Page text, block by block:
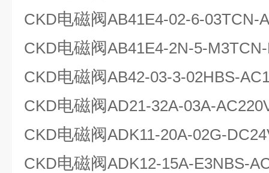
CKD电磁阀AB41E4-02-6-03TCN-
CKD电磁阀AB41E4-2N-5-
CKD电磁阀AB42-03-3-02HBS-
CKD电磁阀AD21-32A-03A-
CKD电磁阀ADK11-20A-02G-
CKD电磁阀ADK12-15A-E3NBS-